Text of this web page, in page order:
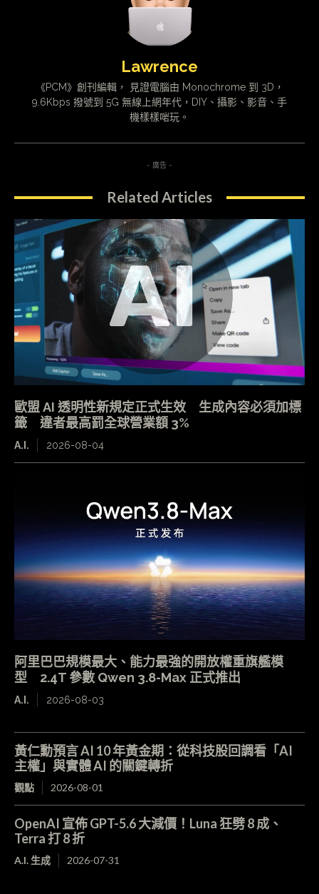
Lawrence
《PCM》創刊編輯， 見證電腦由 Monochrome 到 3D，
9.6Kbps 撥號到 5G 無線上網年代，DIY、攝影、影音、手
機樣樣啱玩。
- 廣告 -
Related Articles
歐盟 AI 透明性新規定正式生效 生成內容必須加標
籤 違者最高罰全球營業額 3%
A.I. 2026-08-04
阿里巴巴規模最大、能力最強的開放權重旗艦模
型 2.4T 參數 Qwen 3.8-Max 正式推出
A.I. 2026-08-03
黃仁勳預言 AI 10 年黃金期：從科技股回調看「AI
主權」與實體 AI 的關鍵轉折
觀點 2026-08-01
OpenAI 宣佈 GPT-5.6 大減價！Luna 狂劈 8 成、
Terra 打 8 折
A.I. 生成 2026-07-31